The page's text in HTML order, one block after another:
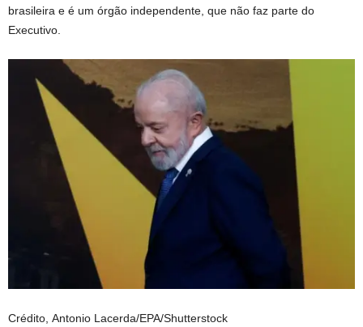
brasileira e é um órgão independente, que não faz parte do
Executivo.
Crédito, Antonio Lacerda/EPA/Shutterstock